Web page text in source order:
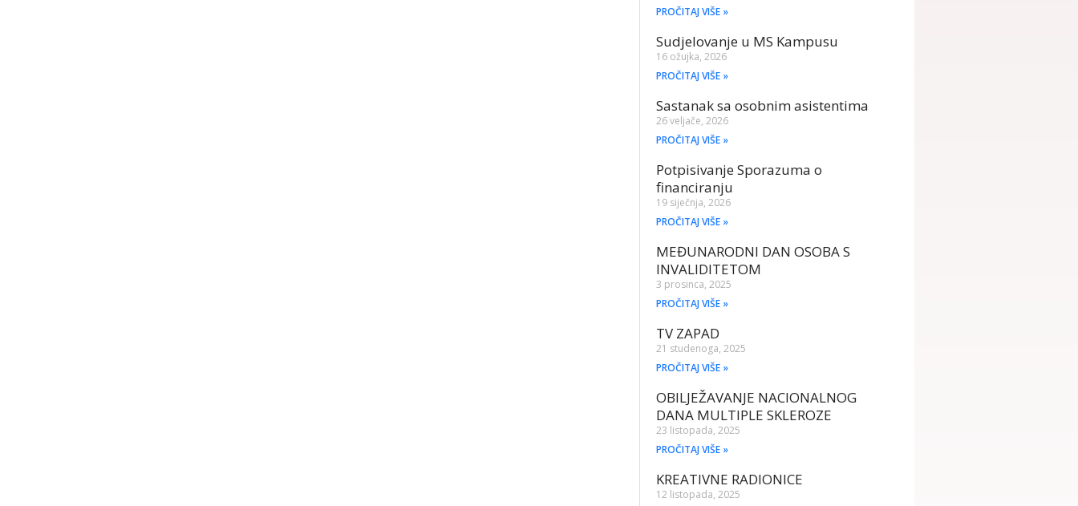
PROČITAJ VIŠE »
Sudjelovanje u MS Kampusu
16 ožujka, 2026
PROČITAJ VIŠE »
Sastanak sa osobnim asistentima
26 veljače, 2026
PROČITAJ VIŠE »
Potpisivanje Sporazuma o
financiranju
19 siječnja, 2026
PROČITAJ VIŠE »
MEĐUNARODNI DAN OSOBA S
INVALIDITETOM
3 prosinca, 2025
PROČITAJ VIŠE »
TV ZAPAD
21 studenoga, 2025
PROČITAJ VIŠE »
OBILJEŽAVANJE NACIONALNOG
DANA MULTIPLE SKLEROZE
23 listopada, 2025
PROČITAJ VIŠE »
KREATIVNE RADIONICE
12 listopada, 2025